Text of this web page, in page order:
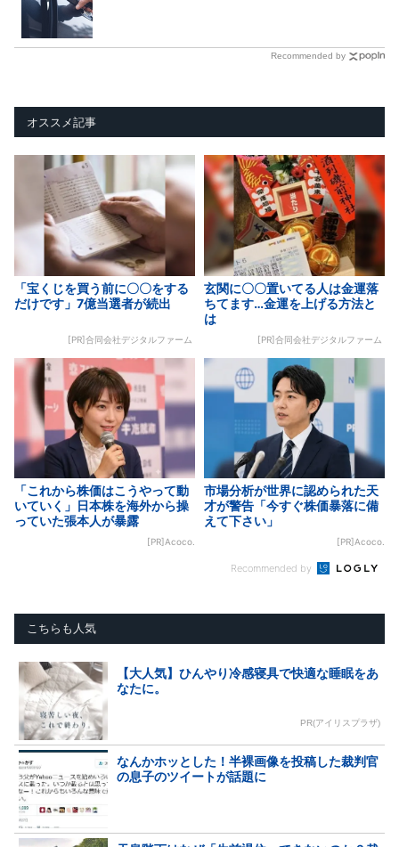
Recommended by
オススメ記事
「宝くじを買う前に〇〇をする
だけです」7億当選者が続出
[PR]合同会社デジタルファーム
玄関に〇〇置いてる人は金運落
ちてます…金運を上げる方法と
は
[PR]合同会社デジタルファーム
「これから株価はこうやって動
いていく」日本株を海外から操
っていた張本人が暴露
[PR]Acoco.
市場分析が世界に認められた天
才が警告「今すぐ株価暴落に備
えて下さい」
[PR]Acoco.
Recommended by
こちらも人気
【大人気】ひんやり冷感寝具で快適な睡眠をあ
なたに。
PR(アイリスプラザ)
なんかホッとした！半裸画像を投稿した裁判官
の息子のツイートが話題に